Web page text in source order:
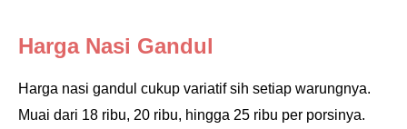
Harga Nasi Gandul
Harga nasi gandul cukup variatif sih setiap warungnya.
Muai dari 18 ribu, 20 ribu, hingga 25 ribu per porsinya.